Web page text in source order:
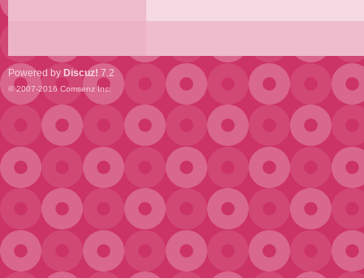
Powered by Discuz! 7.2
© 2007-2016 Comsenz Inc.